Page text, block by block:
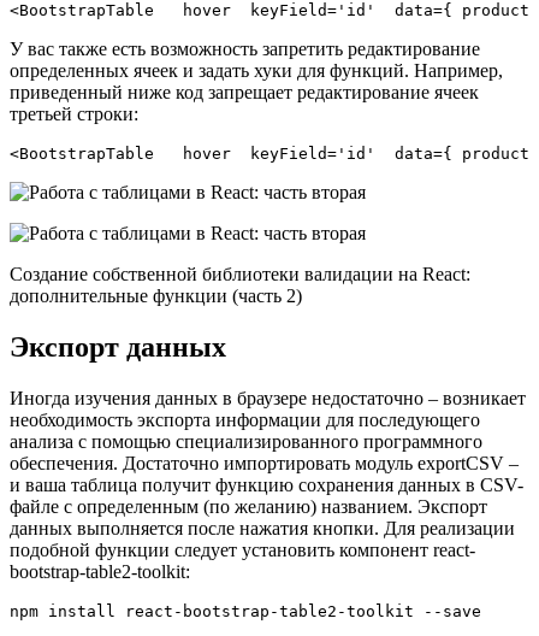
<BootstrapTable   hover  keyField='id'  data={
У вас также есть возможность запретить редактирование
определенных ячеек и задать хуки для функций. Например,
приведенный ниже код запрещает редактирование ячеек
третьей строки:
<BootstrapTable   hover  keyField='id'  data={
Создание собственной библиотеки валидации на React:
дополнительные функции (часть 2)
Экспорт данных
Иногда изучения данных в браузере недостаточно – возникает
необходимость экспорта информации для последующего
анализа с помощью специализированного программного
обеспечения. Достаточно импортировать модуль exportCSV –
и ваша таблица получит функцию сохранения данных в CSV-
файле с определенным (по желанию) названием. Экспорт
данных выполняется после нажатия кнопки. Для реализации
подобной функции следует установить компонент react-
bootstrap-table2-toolkit:
npm install react-bootstrap-table2-toolkit --save